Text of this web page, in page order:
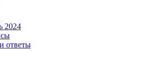
2024
ответы